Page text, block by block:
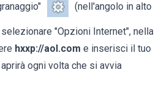
(nell'angolo in alto
"Opzioni Internet", nella
hxxp://aol.com e inserisci il tuo
ogni volta che si avvia